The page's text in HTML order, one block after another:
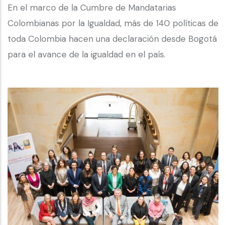
En el marco de la Cumbre de Mandatarias
Colombianas por la Igualdad, más de 140 políticas de
toda Colombia hacen una declaración desde Bogotá
para el avance de la igualdad en el país.